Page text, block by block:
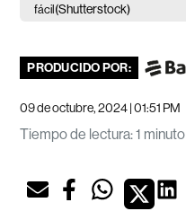
fácil (Shutterstock)
PRODUCIDO POR:
09 de octubre, 2024 | 01:51 PM
Tiempo de lectura:1 minuto